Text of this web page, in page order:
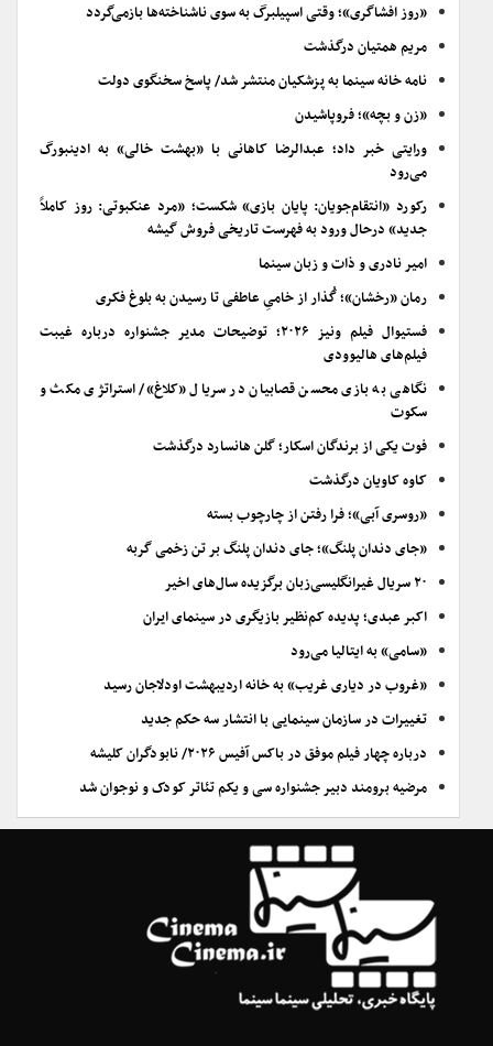
«روز افشاگری»؛ وقتی اسپیلبرگ به سوی ناشناخته‌ها بازمی‌گردد
مریم همتیان درگذشت
نامه خانه سینما به پزشکیان منتشر شد/ پاسخ سخنگوی دولت
«زن و بچه»؛ فروپاشیدن
ورایتی خبر داد؛ عبدالرضا کاهانی با «بهشت خالی» به ادینبورگ
می‌رود
رکورد «انتقام‌جویان: پایان بازی» شکست؛ «مرد عنکبوتی: روز کاملاً
جدید» درحال ورود به فهرست تاریخی فروش گیشه
امیر نادری و ذات و زبان سینما
رمان «رخشان»؛ گُذار از خامیِ عاطفی تا رسیدن به بلوغ فکری
فستیوال فیلم ونیز ۲۰۲۶؛ توضیحات مدیر جشنواره درباره غیبت
فیلم‌های هالیوودی
نگاهی به بازی محسن قصابیان در سریال «کلاغ»/ استراتژی مکث و
سکوت
فوت یکی از برندگان اسکار؛ گلن هانسارد درگذشت
کاوه کاویان درگذشت
«روسری آبی»؛ فرا رفتن از چارچوب بسته
«جای دندان پلنگ»؛ جای دندان پلنگ بر تن زخمی گربه
۲۰ سریال غیرانگلیسی‌زبان برگزیده سال‌های اخیر
اکبر عبدی؛ پدیده کم‌نظیر بازیگری در سینمای ایران
«سامی» به ایتالیا می‌رود
«غروب در دیاری غریب» به خانه اردیبهشت اودلاجان رسید
تغییرات در سازمان سینمایی با انتشار سه حکم جدید
درباره چهار فیلم موفق در باکس آفیس ۲۰۲۶/ نابودگران کلیشه
مرضیه برومند دبیر جشنواره سی و یکم تئاتر کودک و نوجوان شد